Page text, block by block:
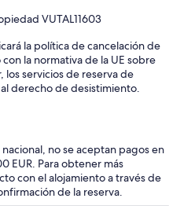
VUTAL11603
la política de cancelación de
la normativa de la UE sobre
los servicios de reserva de
derecho de desistimiento.
no se aceptan pagos en
EUR. Para obtener más
con el alojamiento a través de
de la reserva.